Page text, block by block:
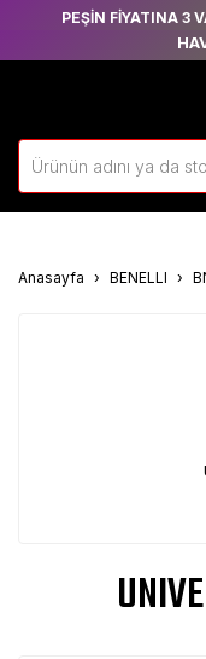
PEŞİN FİYATINA 3
Anasayfa BENELLI